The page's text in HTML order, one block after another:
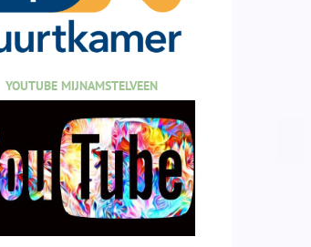
YOUTUBE MIJNAMSTELVEEN